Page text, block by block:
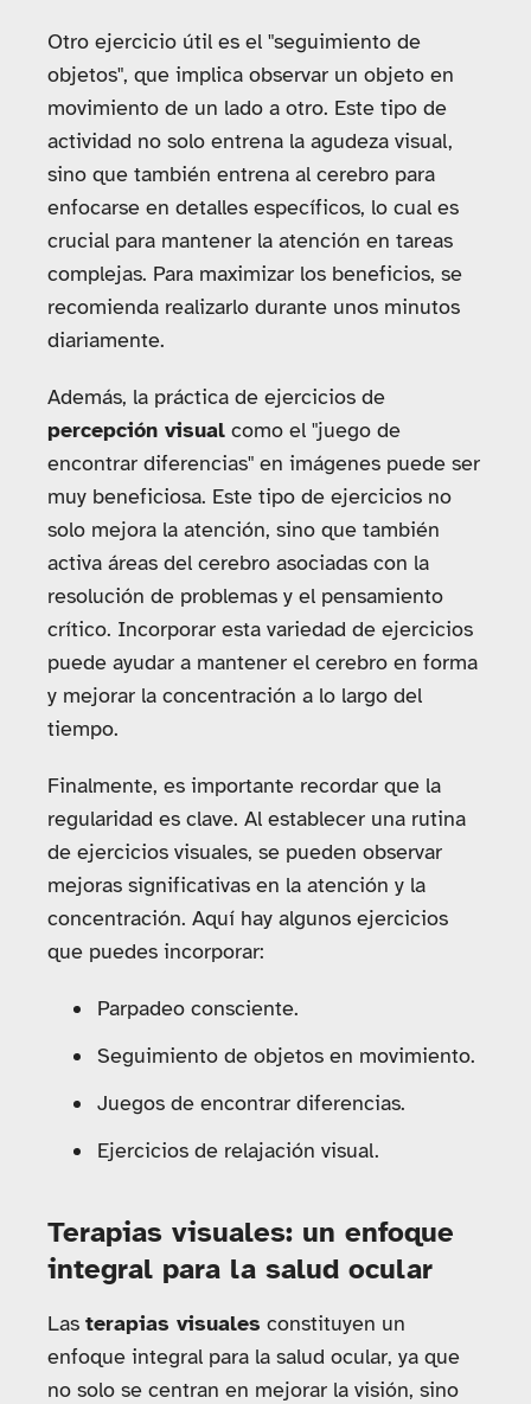
Otro ejercicio útil es el "seguimiento de
objetos", que implica observar un objeto en
movimiento de un lado a otro. Este tipo de
actividad no solo entrena la agudeza visual,
sino que también entrena al cerebro para
enfocarse en detalles específicos, lo cual es
crucial para mantener la atención en tareas
complejas. Para maximizar los beneficios, se
recomienda realizarlo durante unos minutos
diariamente.
Además, la práctica de ejercicios de
percepción visual como el "juego de
encontrar diferencias" en imágenes puede ser
muy beneficiosa. Este tipo de ejercicios no
solo mejora la atención, sino que también
activa áreas del cerebro asociadas con la
resolución de problemas y el pensamiento
crítico. Incorporar esta variedad de ejercicios
puede ayudar a mantener el cerebro en forma
y mejorar la concentración a lo largo del
tiempo.
Finalmente, es importante recordar que la
regularidad es clave. Al establecer una rutina
de ejercicios visuales, se pueden observar
mejoras significativas en la atención y la
concentración. Aquí hay algunos ejercicios
que puedes incorporar:
Parpadeo consciente.
Seguimiento de objetos en movimiento.
Juegos de encontrar diferencias.
Ejercicios de relajación visual.
Terapias visuales: un enfoque
integral para la salud ocular
Las terapias visuales constituyen un
enfoque integral para la salud ocular, ya que
no solo se centran en mejorar la visión, sino